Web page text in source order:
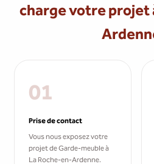
charge votre projet
01
Prise de contact
Vous nous exposez votre
projet de Garde-meuble à
La Roche-en-Ardenne.